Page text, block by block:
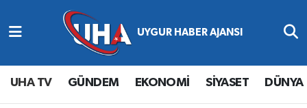
UHA TV GÜNDEM EKONOMİ SİYASET DÜNYA
Abone Ol
Gündem
Nöbetçi Eczaneler
Hava Durumu